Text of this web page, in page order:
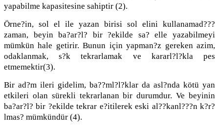
yapabilme kapasitesine sahiptir (2).
Örne?in, sol el ile yazan birisi sol elini kullanamad???
zaman, beyin ba?ar?l? bir ?ekilde sa? elle yazabilmeyi
mümkün hale getirir. Bunun için yapman?z gereken azim,
odaklanmak, s?k tekrarlamak ve kararl?l?kla pes
etmemektir(3).
Bir ad?m ileri gidelim, ba??ml?l?klar da asl?nda kötü yan
etkileri olan sürekli tekrarlanan bir durumdur. Ve beyinin
ba?ar?l? bir ?ekilde tekrar e?itilerek eski al??kanl???n k?r?
lmas? mümkündür (4).